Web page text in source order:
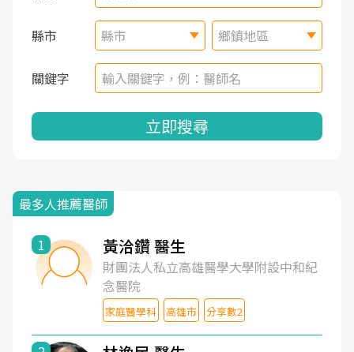
縣市 縣市 鄉鎮地區
關鍵字
立即搜尋
最多人推薦醫師
1 黃洽鑽 醫生
財團法人私立高雄醫學大學附設中和紀
念醫院
家庭醫學科 高雄市 分享數2